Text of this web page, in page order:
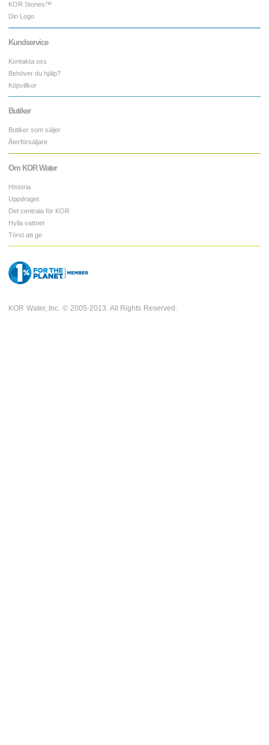
KOR Stones™
Din Logo
Kundservice
Kontakta oss
Behöver du hjälp?
Köpvillkor
Butiker
Butiker som säljer
Återförsäljare
Om KOR Water
Historia
Uppdraget
Det centrala för KOR
Hylla vattnet
Törst att ge
KOR Water, Inc. © 2005-2013. All Rights Reserved.